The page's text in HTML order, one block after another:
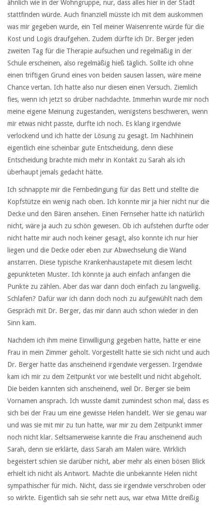
ähnlich wie in der Wohngruppe, nur, dass alles hier in der Stadt
stattfinden würde. Auch finanziell müsste ich mit dem auskommen
was mir gegeben wurde, ein Teil meiner Waisenrente würde für die
Kost und Logis draufgehen. Zudem dürfte ich Dr. Berger jeden
zweiten Tag für die Therapie aufsuchen und regelmäßig in der
Schule erscheinen, also regelmäßig hieß täglich. Sollte ich ohne
einen triftigen Grund eines von beiden sausen lassen, wäre meine
Chance vertan. Ich hatte also nur diesen einen Versuch. Ziemlich
fies, wenn ich jetzt so drüber nachdachte. Immerhin wurde mir noch
meine eigene Meinung zugestanden, wenigstens beschweren, wenn
mir etwas nicht passte, durfte ich noch. Es klang irgendwie
verlockend und ich hatte der Lösung zu gesagt. Im Nachhinein
eigentlich eine scheinbar gute Entscheidung, denn diese
Entscheidung brachte mich mehr in Kontakt zu Sarah als ich
überhaupt jemals gedacht hätte.
Ich schnappte mir die Fernbedingung für das Bett und stellte die
Kopfstütze ein wenig nach oben. Ich konnte mir ja hier nicht nur die
Decke und den Bären ansehen. Einen Fernseher hatte ich natürlich
nicht, wäre ja auch zu schön gewesen. Ob ich aufstehen durfte oder
nicht hatte mir auch noch keiner gesagt, also konnte ich nur hier
liegen und die Decke oder eben zur Abwechselung die Wand
anstarren. Diese typische Krankenhaustapete mit diesem leicht
gepunkteten Muster. Ich könnte ja auch einfach anfangen die
Punkte zu zählen. Aber das war dann doch einfach zu langweilig.
Schlafen? Dafür war ich dann doch noch zu aufgewühlt nach dem
Gespräch mit Dr. Berger, das mir dann auch schon wieder in den
Sinn kam.
Nachdem ich ihm meine Einwilligung gegeben hatte, hatte er eine
Frau in mein Zimmer geholt. Vorgestellt hatte sie sich nicht und auch
Dr. Berger hatte das anscheinend irgendwie vergessen. Irgendwie
kam ich mir zu dem Zeitpunkt vor wie bestellt und nicht abgeholt.
Die beiden kannten sich anscheinend, weil Dr. Berger sie beim
Vornamen ansprach. Ich wusste damit zumindest schon mal, dass es
sich bei der Frau um eine gewisse Helen handelt. Wer sie genau war
und was sie mit mir zu tun hatte, war mir zu dem Zeitpunkt immer
noch nicht klar. Seltsamerweise kannte die Frau anscheinend auch
Sarah, denn sie erklärte, dass Sarah am Malen wäre. Wirklich
begeistert schien sie darüber nicht, aber mehr als einen bösen Blick
erhielt ich nicht als Antwort. Machte die unbekannte Helen nicht
sympathischer für mich. Nicht, dass sie irgendwie verschroben oder
so wirkte. Eigentlich sah sie sehr nett aus, war etwa Mitte dreißig